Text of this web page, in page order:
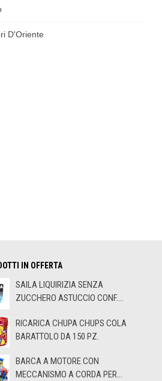
D'Oriente
IN OFFERTA
SAILA LIQUIRIZIA SENZA
ZUCCHERO ASTUCCIO CONF....
RICARICA CHUPA CHUPS COLA
BARATTOLO DA 150 PZ.
BARCA A MOTORE CON
MECCANISMO A CORDA PER...